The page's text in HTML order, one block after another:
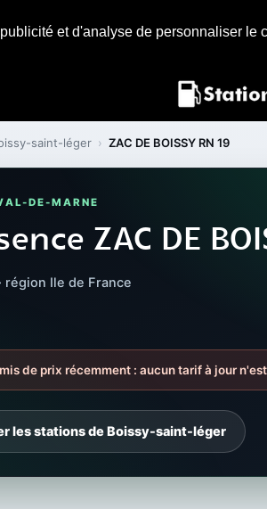
et d'analyse de personnaliser le
saint-léger › ZAC DE BOISSY RN 19
DE-MARNE
ZAC DE
région Ile de France
de prix récemment : aucun tarif à jour
les stations de Boissy-saint-léger